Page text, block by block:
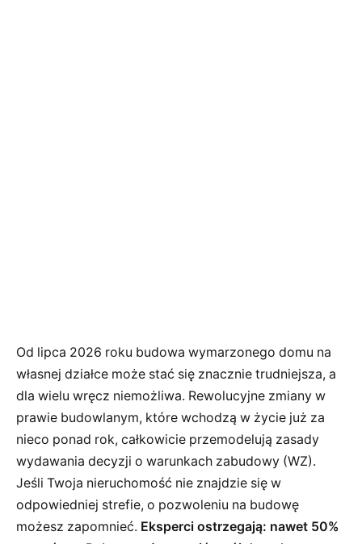
Od lipca 2026 roku budowa wymarzonego domu na
własnej działce może stać się znacznie trudniejsza, a
dla wielu wręcz niemożliwa. Rewolucyjne zmiany w
prawie budowlanym, które wchodzą w życie już za
nieco ponad rok, całkowicie przemodelują zasady
wydawania decyzji o warunkach zabudowy (WZ).
Jeśli Twoja nieruchomość nie znajdzie się w
odpowiedniej strefie, o pozwoleniu na budowę
możesz zapomnieć. Eksperci ostrzegają: nawet 50%